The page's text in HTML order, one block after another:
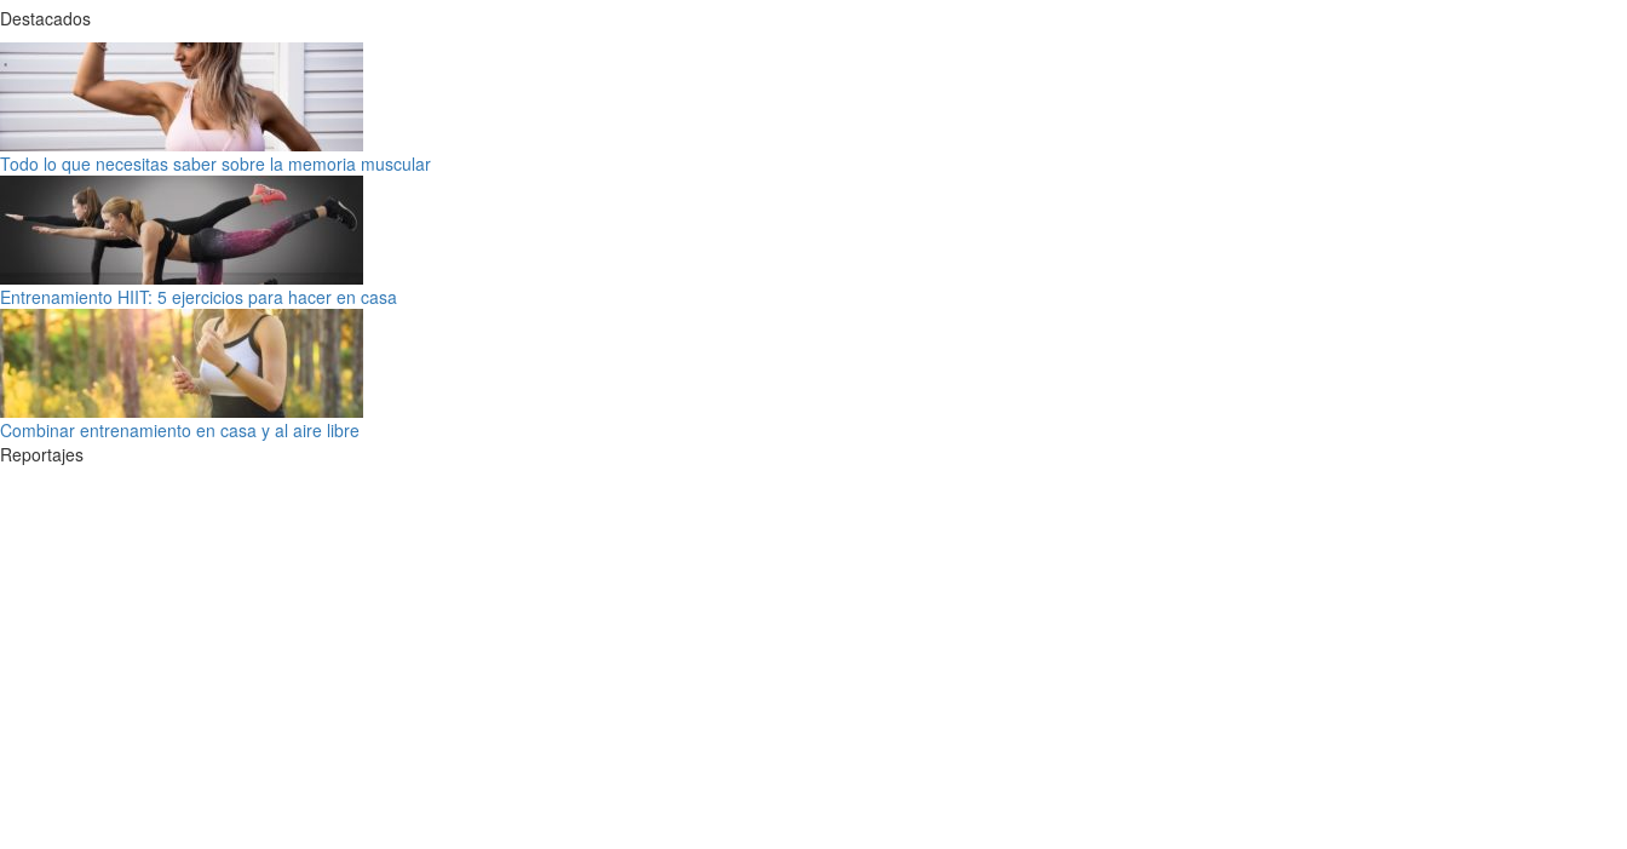
Destacados
Todo lo que necesitas saber sobre la memoria muscular
Entrenamiento HIIT: 5 ejercicios para hacer en casa
Combinar entrenamiento en casa y al aire libre
Reportajes